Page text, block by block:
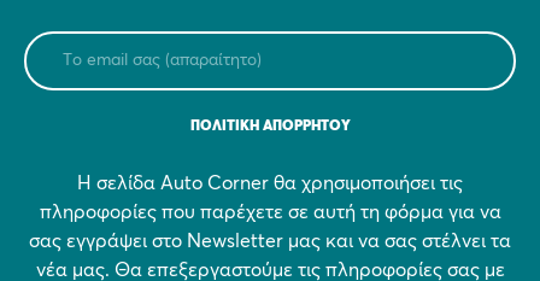
ΠΟΛΙΤΙΚΗ ΑΠΟΡΡΗΤΟΥ
Η σελίδα Auto Corner θα χρησιμοποιήσει τις
πληροφορίες που παρέχετε σε αυτή τη φόρμα για να
σας εγγράψει στο Newsletter μας και να σας στέλνει τα
νέα μας. Θα επεξεργαστούμε τις πληροφορίες σας με